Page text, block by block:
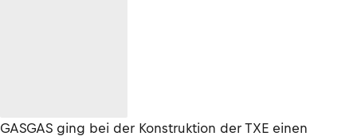
GASGAS ging bei der Konstruktion der TXE einen